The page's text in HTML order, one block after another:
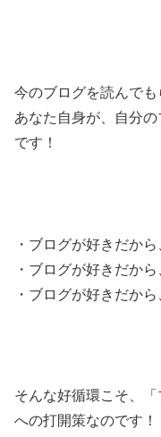
今のブログを読んで
あなた自身が、自分の
です！
・ブログが好きだか
・ブログが好きだか
・ブログが好きだか
そんな好循環こそ、
への打開策なのです！